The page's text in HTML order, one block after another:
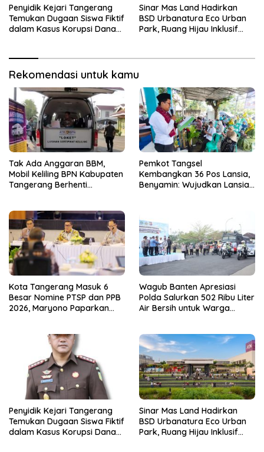
Penyidik Kejari Tangerang
Temukan Dugaan Siswa Fiktif
dalam Kasus Korupsi Dana
Sinar Mas Land Hadirkan
BSD Urbanatura Eco Urban
Park, Ruang Hijau Inklusif
Rekomendasi untuk kamu
Tak Ada Anggaran BBM,
Mobil Keliling BPN Kabupaten
Tangerang Berhenti
Pemkot Tangsel
Kembangkan 36 Pos Lansia,
Benyamin: Wujudkan Lansia
Kota Tangerang Masuk 6
Besar Nomine PTSP dan PPB
2026, Maryono Paparkan
Wagub Banten Apresiasi
Polda Salurkan 502 Ribu Liter
Air Bersih untuk Warga
Penyidik Kejari Tangerang
Temukan Dugaan Siswa Fiktif
dalam Kasus Korupsi Dana
Sinar Mas Land Hadirkan
BSD Urbanatura Eco Urban
Park, Ruang Hijau Inklusif